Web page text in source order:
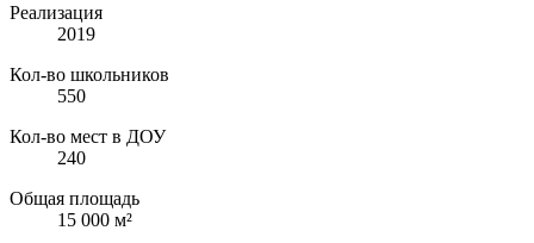
Реализация
2019
Кол-во школьников
550
Кол-во мест в ДОУ
240
Общая площадь
15 000 м²